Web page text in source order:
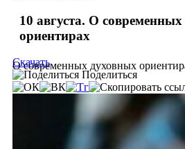
10 августа. О
ориентирах
О современных духовных
Скачать
Поделиться